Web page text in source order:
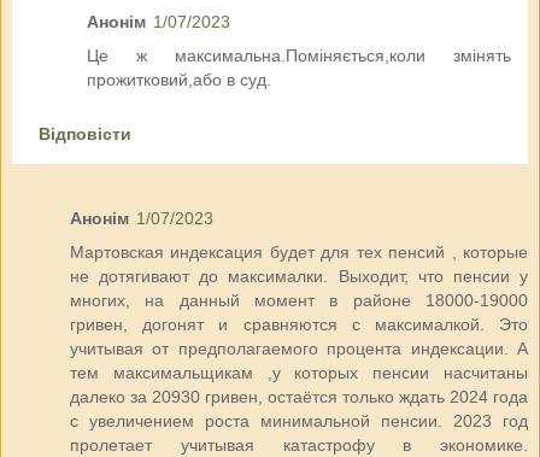
Анонім 1/07/2023
Це ж максимальна.Поміняється,коли змінять
прожитковий,або в суд.
Відповісти
Анонім 1/07/2023
Мартовская индексация будет для тех пенсий , которые
не дотягивают до максималки. Выходит, что пенсии у
многих, на данный момент в районе 18000-19000
гривен, догонят и сравняются с максималкой. Это
учитывая от предполагаемого процента индексации. А
тем максимальщикам ,у которых пенсии насчитаны
далеко за 20930 гривен, остаётся только ждать 2024 года
с увеличением роста минимальной пенсии. 2023 год
пролетает учитывая катастрофу в экономике.